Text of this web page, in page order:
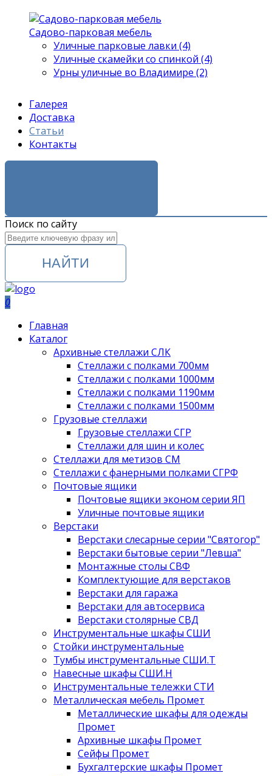
Садово-парковая мебель
Уличные парковые лавки (4)
Уличные скамейки со спинкой (4)
Урны уличные во Владимире (2)
Галерея
Доставка
Статьи
Контакты
Поиск по сайту
НАЙТИ
0
Главная
Каталог
Архивные стеллажи СЛК
Стеллажи с полками 700мм
Стеллажи с полками 1000мм
Стеллажи с полками 1190мм
Стеллажи с полками 1500мм
Грузовые стеллажи
Грузовые стеллажи СГР
Стеллажи для шин и колес
Стеллажи для метизов СМ
Стеллажи с фанерными полками СГРФ
Почтовые ящики
Почтовые ящики эконом серии ЯП
Уличные почтовые ящики
Верстаки
Верстаки слесарные серии "Святогор"
Верстаки бытовые серии "Левша"
Монтажные столы СВФ
Комплектующие для верстаков
Верстаки для гаража
Верстаки для автосервиса
Верстаки столярные СВД
Инструментальные шкафы СШИ
Стойки инструментальные
Тумбы инструментальные СШИ.Т
Навесные шкафы СШИ.Н
Инструментальные тележки СТИ
Металлическая мебель Промет
Металлические шкафы для одежды
Промет
Архивные шкафы Промет
Сейфы Промет
Бухгалтерские шкафы Промет